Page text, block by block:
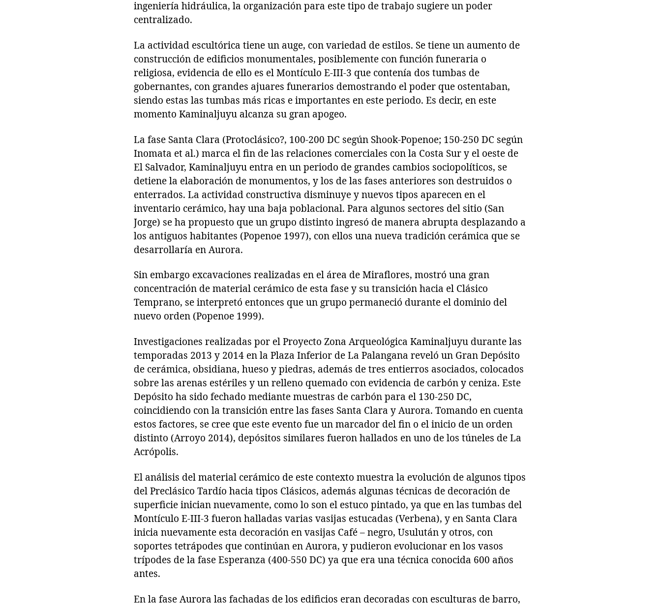
ingeniería hidráulica, la organización para este tipo de trabajo sugiere un poder
centralizado.
La actividad escultórica tiene un auge, con variedad de estilos. Se tiene un aumento de
construcción de edificios monumentales, posiblemente con función funeraria o
religiosa, evidencia de ello es el Montículo E-III-3 que contenía dos tumbas de
gobernantes, con grandes ajuares funerarios demostrando el poder que ostentaban,
siendo estas las tumbas más ricas e importantes en este periodo. Es decir, en este
momento Kaminaljuyu alcanza su gran apogeo.
La fase Santa Clara (Protoclásico?, 100-200 DC según Shook-Popenoe; 150-250 DC según
Inomata et al.) marca el fin de las relaciones comerciales con la Costa Sur y el oeste de
El Salvador, Kaminaljuyu entra en un periodo de grandes cambios sociopolíticos, se
detiene la elaboración de monumentos, y los de las fases anteriores son destruidos o
enterrados. La actividad constructiva disminuye y nuevos tipos aparecen en el
inventario cerámico, hay una baja poblacional. Para algunos sectores del sitio (San
Jorge) se ha propuesto que un grupo distinto ingresó de manera abrupta desplazando a
los antiguos habitantes (Popenoe 1997), con ellos una nueva tradición cerámica que se
desarrollaría en Aurora.
Sin embargo excavaciones realizadas en el área de Miraflores, mostró una gran
concentración de material cerámico de esta fase y su transición hacia el Clásico
Temprano, se interpretó entonces que un grupo permaneció durante el dominio del
nuevo orden (Popenoe 1999).
Investigaciones realizadas por el Proyecto Zona Arqueológica Kaminaljuyu durante las
temporadas 2013 y 2014 en la Plaza Inferior de La Palangana reveló un Gran Depósito
de cerámica, obsidiana, hueso y piedras, además de tres entierros asociados, colocados
sobre las arenas estériles y un relleno quemado con evidencia de carbón y ceniza. Este
Depósito ha sido fechado mediante muestras de carbón para el 130-250 DC,
coincidiendo con la transición entre las fases Santa Clara y Aurora. Tomando en cuenta
estos factores, se cree que este evento fue un marcador del fin o el inicio de un orden
distinto (Arroyo 2014), depósitos similares fueron hallados en uno de los túneles de La
Acrópolis.
El análisis del material cerámico de este contexto muestra la evolución de algunos tipos
del Preclásico Tardío hacia tipos Clásicos, además algunas técnicas de decoración de
superficie inician nuevamente, como lo son el estuco pintado, ya que en las tumbas del
Montículo E-III-3 fueron halladas varias vasijas estucadas (Verbena), y en Santa Clara
inicia nuevamente esta decoración en vasijas Café – negro, Usulután y otros, con
soportes tetrápodes que continúan en Aurora, y pudieron evolucionar en los vasos
trípodes de la fase Esperanza (400-550 DC) ya que era una técnica conocida 600 años
antes.
En la fase Aurora las fachadas de los edificios eran decoradas con esculturas de barro,